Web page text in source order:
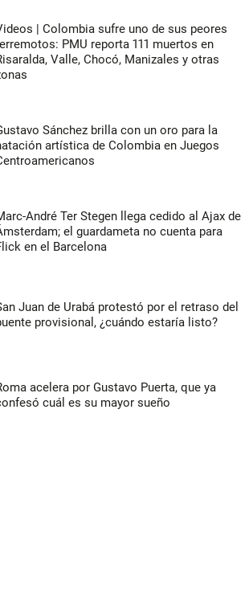
| Colombia sufre uno de sus peores
PMU reporta 111 muertos en
Valle, Chocó, Manizales y otras
Sánchez brilla con un oro para la
artística de Colombia en Juegos
André Ter Stegen llega cedido al Ajax de
el guardameta no cuenta para
en el Barcelona
Juan de Urabá protestó por el retraso del
provisional, ¿cuándo estaría listo?
acelera por Gustavo Puerta, que ya
cuál es su mayor sueño